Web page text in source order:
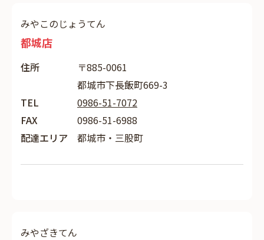
みやこのじょうてん
都城店
住所
〒885-0061
都城市下長飯町669-3
TEL
0986-51-7072
FAX
0986-51-6988
配達エリア
都城市・三股町
みやざきてん